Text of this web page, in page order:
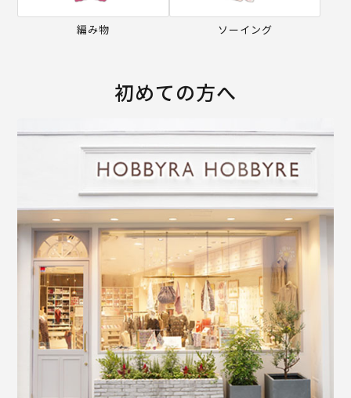
編み物 ソーイング
初めての方へ